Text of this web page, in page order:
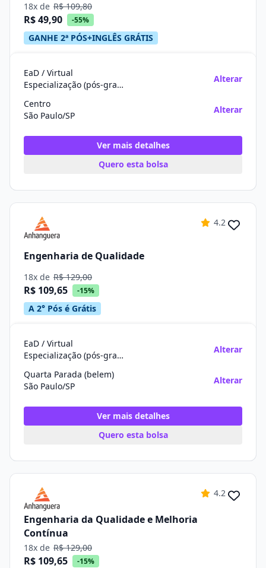
18x de R$ 109,80
R$ 49,90 -55%
GANHE 2ª PÓS+INGLÊS GRÁTIS
EaD / Virtual
Especialização (pós-graduação)
Alterar
Centro
São Paulo/SP
Alterar
Ver mais detalhes
Quero esta bolsa
4.2
Engenharia de Qualidade
18x de R$ 129,00
R$ 109,65 -15%
A 2° Pós é Grátis
EaD / Virtual
Especialização (pós-graduação)
Alterar
Quarta Parada (belem)
São Paulo/SP
Alterar
Ver mais detalhes
Quero esta bolsa
4.2
Engenharia da Qualidade e Melhoria
Contínua
18x de R$ 129,00
R$ 109,65 -15%